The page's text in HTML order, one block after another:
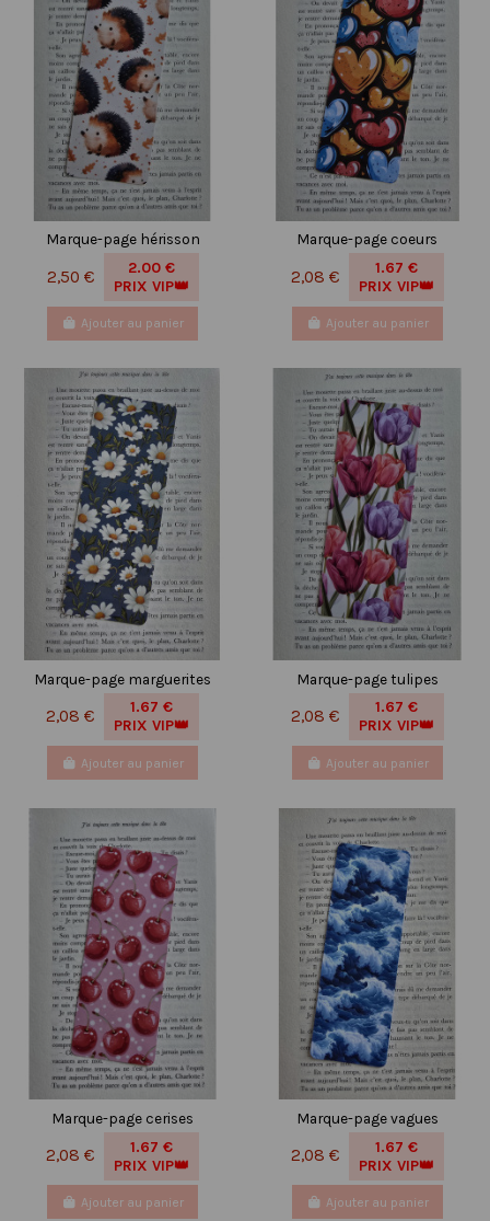
Marque-page hérisson
2,50 €
2.00 €
PRIX VIP👑
Ajouter au panier
Marque-page coeurs
2,08 €
1.67 €
PRIX VIP👑
Ajouter au panier
Marque-page marguerites
2,08 €
1.67 €
PRIX VIP👑
Ajouter au panier
Marque-page tulipes
2,08 €
1.67 €
PRIX VIP👑
Ajouter au panier
Marque-page cerises
2,08 €
1.67 €
PRIX VIP👑
Ajouter au panier
Marque-page vagues
2,08 €
1.67 €
PRIX VIP👑
Ajouter au panier